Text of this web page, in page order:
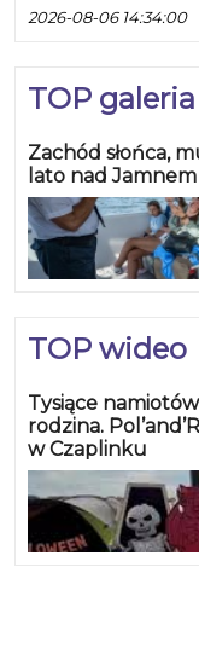
2026-08-06 14:34:00
TOP galeria
Zachód słońca,
lato nad Jamnem
TOP wideo
Tysiące
rodzina.
w Czaplinku